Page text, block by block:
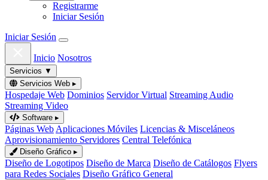
Registrarme
Iniciar Sesión
Iniciar Sesión
Inicio Nosotros
Servicios ▼
Servicios Web ▸
Hospedaje Web Dominios Servidor Virtual Streaming Audio
Streaming Video
Software ▸
Páginas Web Aplicaciones Móviles Licencias & Misceláneos
Aprovisionamiento Servidores Central Telefónica
Diseño Gráfico ▸
Diseño de Logotipos Diseño de Marca Diseño de Catálogos Flyers
para Redes Sociales Diseño Gráfico General